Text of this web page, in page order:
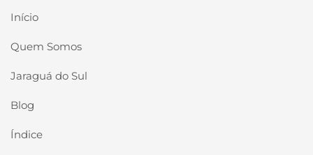
Início
Quem Somos
Jaraguá do Sul
Blog
Índice